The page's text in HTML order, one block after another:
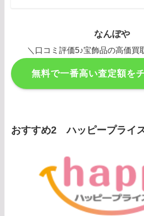
なんぼや
＼口コミ評価5♪宝飾品の高価買
無料で一番高い査定額を
おすすめ2 ハッピープライ